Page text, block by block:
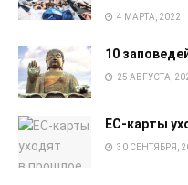
4 МАРТА, 2022
10
25 АВГУСТА,
EC-карты
30 СЕНТЯБРЯ,